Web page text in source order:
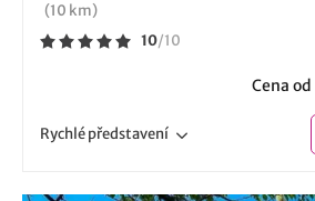
(10 km)
10/10
Cena od
Rychlépředstavení